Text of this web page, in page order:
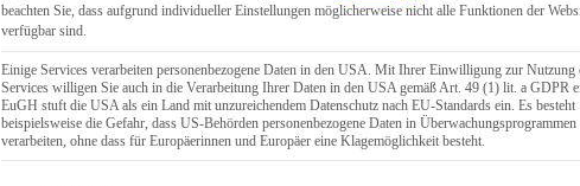
beachten Sie, dass aufgrund individueller Einstellungen möglicherweise nicht alle Funktionen der
verfügbar sind.
Einige Services verarbeiten personenbezogene Daten in den USA. Mit Ihrer Einwilligung zur Nutzung
Services willigen Sie auch in die Verarbeitung Ihrer Daten in den USA gemäß Art. 49 (1) lit. a GDPR
EuGH stuft die USA als ein Land mit unzureichendem Datenschutz nach EU-Standards ein. Es besteht
beispielsweise die Gefahr, dass US-Behörden personenbezogene Daten in Überwachungsprogrammen
verarbeiten, ohne dass für Europäerinnen und Europäer eine Klagemöglichkeit besteht.